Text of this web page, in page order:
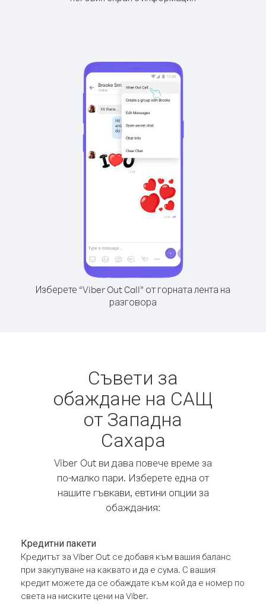
Изберете “Viber Out Call” от горната лента на
разговора
Съвети за
обаждане на САЩ
от Западна
Сахара
Viber Out ви дава повече време за
по-малко пари. Изберете една от
нашите гъвкави, евтини опции за
обаждания:
Кредитни пакети
Кредитът за Viber Out се добавя към вашия баланс
при закупуване на каквато и да е сума. С вашия
кредит можете да се обаждате към кой да е номер по
света на ниските цени на Viber.